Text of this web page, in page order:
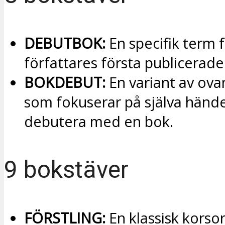
DEBUTBOK: En specifik term
författares första
BOKDEBUT: En variant av
som fokuserar på själva
debutera med en bok.
9 bokstäver
FÖRSTLING: En klassisk